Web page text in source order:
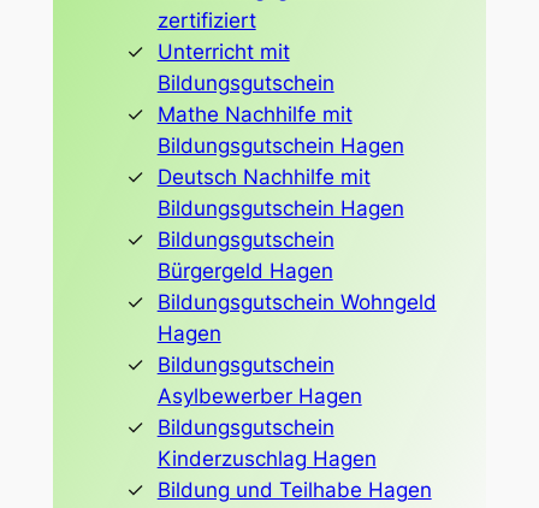
zertifiziert
Unterricht mit
Bildungsgutschein
Mathe Nachhilfe mit
Bildungsgutschein Hagen
Deutsch Nachhilfe mit
Bildungsgutschein Hagen
Bildungsgutschein
Bürgergeld Hagen
Bildungsgutschein Wohngeld
Hagen
Bildungsgutschein
Asylbewerber Hagen
Bildungsgutschein
Kinderzuschlag Hagen
Bildung und Teilhabe Hagen